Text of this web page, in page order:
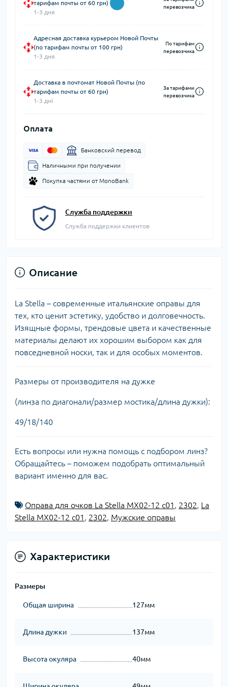
тарифам почты от 60 грн)
1-3 дня
перевозчика
Адресная доставка курьером Новой Почты
(по тарифам почты от 100 грн)
1-3 дня
По тарифам
перевозчика
Доставка в почтомат Новой Почты (по
тарифам почты от 60 грн)
1-3 дні
За тарифами
перевозчика
Оплата
Банковский перевод
Наличными при получении
Покупка частями от MonoBank
Служба поддержки
Служба поддержки клиентов
Описание
La Stella – современные итальянские оправы для
тех, кто ценит эстетику, удобство и долговечность.
Изящные формы, трендовые цвета и качественные
материалы делают их хорошим выбором как для
повседневной носки, так и для особых моментов.
Размеры от производителя на дужке
(линза по диагонали/размер мостика/длина дужки):
49/18/140
Есть вопросы или нужна помощь с подбором линз?
Обращайтесь – поможем подобрать оптимальный
вариант именно для вас.
Оправа для очков La Stella MX02-12 c01 2302 La
Stella MX02-12 c01
2302 Мужские оправы
Характеристики
Размеры
Общая ширина 127мм
Длина дужки 137мм
Высота окуляра 40мм